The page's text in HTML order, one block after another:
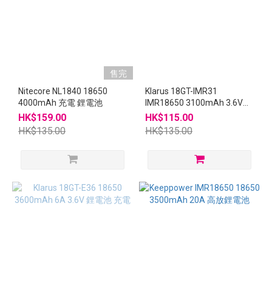
售完
Nitecore NL1840 18650
4000mAh 充電 鋰電池
HK$159.00
HK$135.00
Klarus 18GT-IMR31
IMR18650 3100mAh 3.6V
12A 有保護 鋰電池 充電池 香
港行貨
HK$115.00
HK$135.00